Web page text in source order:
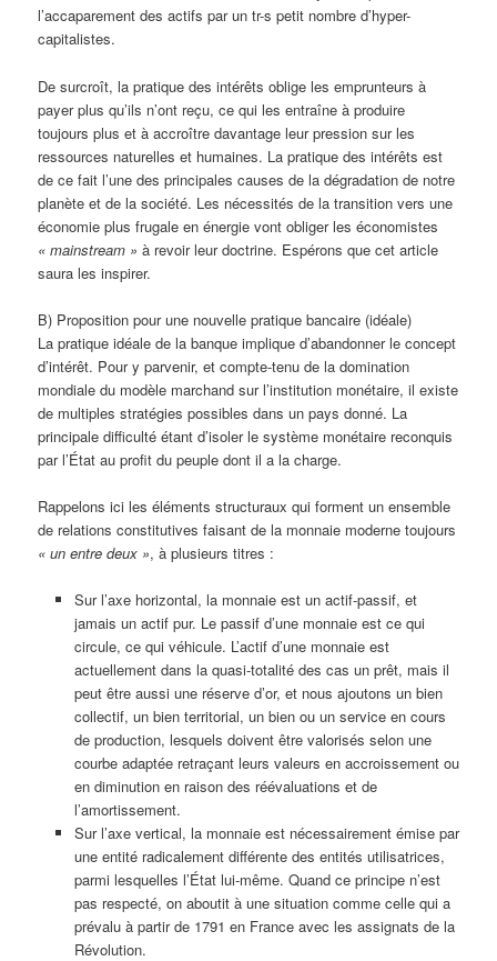
l’accaparement des actifs par un tr-s petit nombre d’hyper-
capitalistes.
De surcroît, la pratique des intérêts oblige les emprunteurs à
payer plus qu’ils n’ont reçu, ce qui les entraîne à produire
toujours plus et à accroître davantage leur pression sur les
ressources naturelles et humaines. La pratique des intérêts est
de ce fait l’une des principales causes de la dégradation de notre
planète et de la société. Les nécessités de la transition vers une
économie plus frugale en énergie vont obliger les économistes
« mainstream » à revoir leur doctrine. Espérons que cet article
saura les inspirer.
B) Proposition pour une nouvelle pratique bancaire (idéale)
La pratique idéale de la banque implique d’abandonner le concept
d’intérêt. Pour y parvenir, et compte-tenu de la domination
mondiale du modèle marchand sur l’institution monétaire, il existe
de multiples stratégies possibles dans un pays donné. La
principale difficulté étant d’isoler le système monétaire reconquis
par l’État au profit du peuple dont il a la charge.
Rappelons ici les éléments structuraux qui forment un ensemble
de relations constitutives faisant de la monnaie moderne toujours
« un entre deux », à plusieurs titres :
Sur l’axe horizontal, la monnaie est un actif-passif, et
jamais un actif pur. Le passif d’une monnaie est ce qui
circule, ce qui véhicule. L’actif d’une monnaie est
actuellement dans la quasi-totalité des cas un prêt, mais il
peut être aussi une réserve d’or, et nous ajoutons un bien
collectif, un bien territorial, un bien ou un service en cours
de production, lesquels doivent être valorisés selon une
courbe adaptée retraçant leurs valeurs en accroissement ou
en diminution en raison des réévaluations et de
l’amortissement.
Sur l’axe vertical, la monnaie est nécessairement émise par
une entité radicalement différente des entités utilisatrices,
parmi lesquelles l’État lui-même. Quand ce principe n’est
pas respecté, on aboutit à une situation comme celle qui a
prévalu à partir de 1791 en France avec les assignats de la
Révolution.